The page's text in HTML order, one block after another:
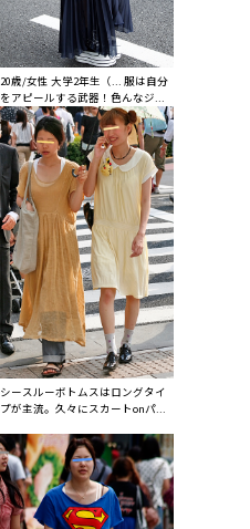
20歳/女性 大学2年生（... 服は自分
をアピールする武器！色んなジ...
シースルーボトムスはロングタイ
プが主流。久々にスカートonパ...